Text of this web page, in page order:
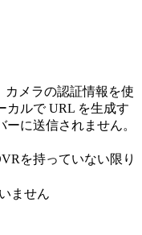
カメラの認証情報を使
カルで URL を生成す
に送信されません。
を持っていない限り
ません